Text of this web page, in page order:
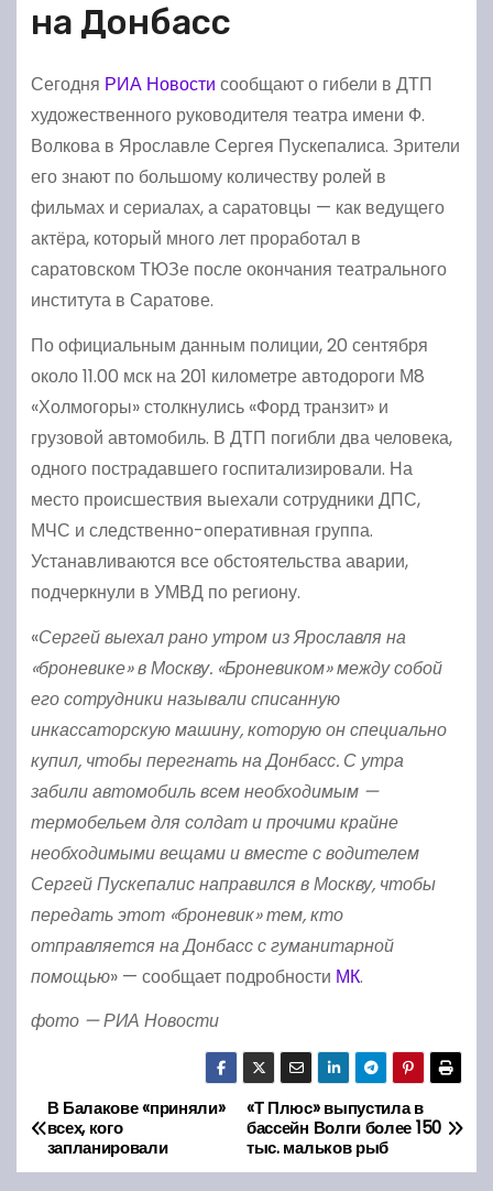
на Донбасс
Сегодня РИА Новости сообщают о гибели в ДТП
художественного руководителя театра имени Ф.
Волкова в Ярославле Сергея Пускепалиса. Зрители
его знают по большому количеству ролей в
фильмах и сериалах, а саратовцы — как ведущего
актёра, который много лет проработал в
саратовском ТЮЗе после окончания театрального
института в Саратове.
По официальным данным полиции, 20 сентября
около 11.00 мск на 201 километре автодороги М8
«Холмогоры» столкнулись «Форд транзит» и
грузовой автомобиль. В ДТП погибли два человека,
одного пострадавшего госпитализировали. На
место происшествия выехали сотрудники ДПС,
МЧС и следственно-оперативная группа.
Устанавливаются все обстоятельства аварии,
подчеркнули в УМВД по региону.
«Сергей выехал рано утром из Ярославля на
«броневике» в Москву. «Броневиком» между собой
его сотрудники называли списанную
инкассаторскую машину, которую он специально
купил, чтобы перегнать на Донбасс. С утра
забили автомобиль всем необходимым —
термобельем для солдат и прочими крайне
необходимыми вещами и вместе с водителем
Сергей Пускепалис направился в Москву, чтобы
передать этот «броневик» тем, кто
отправляется на Донбасс с гуманитарной
помощью» — сообщает подробности МК.
фото — РИА Новости
Н
а
«Т Плюс» выпустила в
бассейн Волги более 150
тыс. мальков рыб
В Балакове «приняли»
всех, кого
запланировали